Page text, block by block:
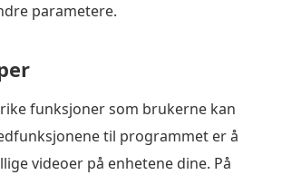
parametere.
rike funksjoner som brukerne kan
til programmet er å
videoer på enhetene dine. På